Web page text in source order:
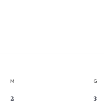
M G
0
2
0
3